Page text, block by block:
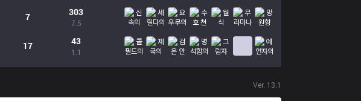
7 303
7.5
17 43
1.1
Ver. 13.1